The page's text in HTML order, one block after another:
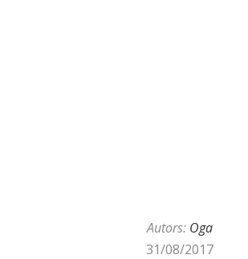
Autors: Oga
31/08/2017